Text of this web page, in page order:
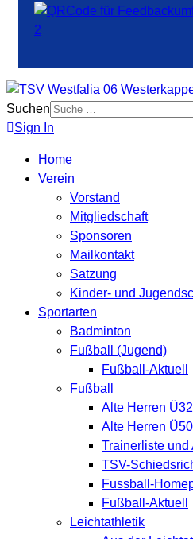
Suchen
Sign In
Home
Verein
Vorstand
Mitgliedschaft
Sponsoren
Mailkontakt
Satzung
Kinder- und
Sportarten
Badminton
Fußball (Jugend)
Fußball-Aktuell
Fußball
Alte Herren
Alte Herren Ü50
Trainerliste und
TSV-
Fussball-
Fußball-Aktuell
Leichtathletik